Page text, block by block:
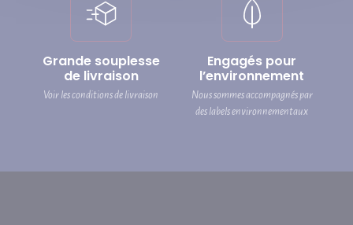
Grande souplesse
de livraison
Voir les conditions de livraison
Engagés pour
l’environnement
Nous sommes accompagnés par
des labels environnementaux